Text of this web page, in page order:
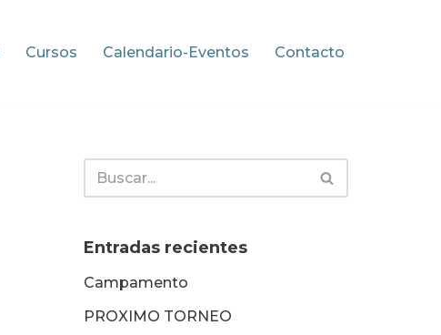
Cursos Calendario-Eventos Contacto
Entradas recientes
Campamento
PROXIMO TORNEO